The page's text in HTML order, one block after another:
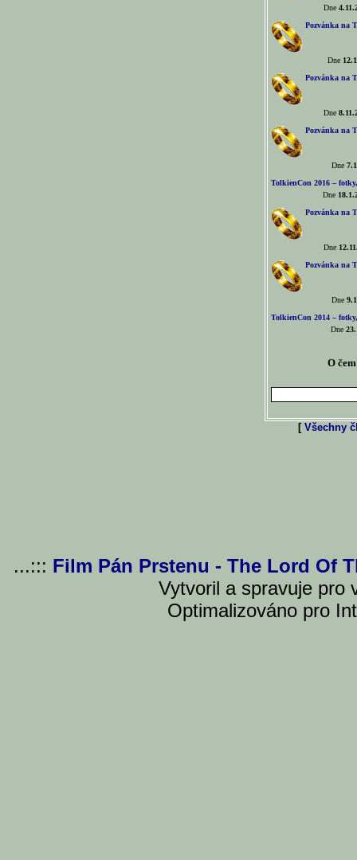
Dne
Pozvánka na
Dne
Pozvánka na
Dne
Pozvánka na
Dne
TolkienCon 2016 –
Dne
Pozvánka na
Dne
Pozvánka na
Dne
TolkienCon 2014 –
Dne
O
[ Všechny
...::: Film Pán Prstenu - The Lord Of
Vytvoril a spravuje pro
Optimalizováno pro